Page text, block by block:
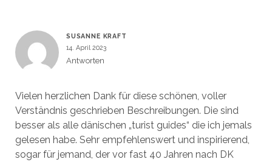
SUSANNE KRAFT
14. April 2023
Antworten
Vielen herzlichen Dank für diese schönen, voller
Verständnis geschrieben Beschreibungen. Die sind
besser als alle dänischen „turist guides“ die ich jemals
gelesen habe. Sehr empfehlenswert und inspirierend,
sogar für jemand, der vor fast 40 Jahren nach DK